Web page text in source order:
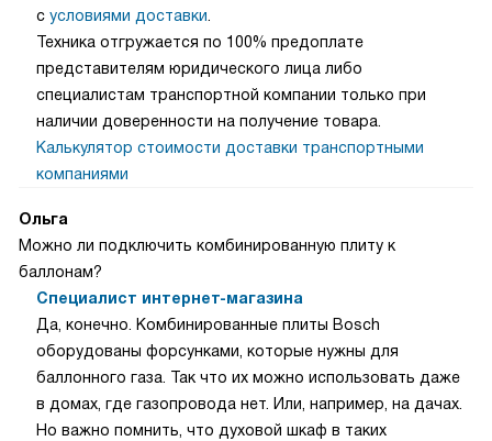
с условиями доставки.
Техника отгружается по 100% предоплате
представителям юридического лица либо
специалистам транспортной компании только при
наличии доверенности на получение товара.
Калькулятор стоимости доставки транспортными
компаниями
Ольга
Можно ли подключить комбинированную плиту к
баллонам?
Специалист интернет-магазина
Да, конечно. Комбинированные плиты Bosch
оборудованы форсунками, которые нужны для
баллонного газа. Так что их можно использовать даже
в домах, где газопровода нет. Или, например, на дачах.
Но важно помнить, что духовой шкаф в таких